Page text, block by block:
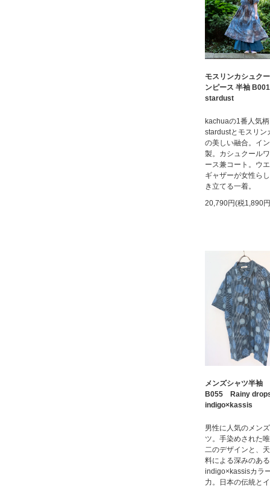
モスリンカシュク
ンピース 半袖 B001
stardust
kachuaの1番人気柄
stardustとモスリン
の美しい融合。イ
製。カシュクール
ース兼コート。ウ
ギャザーが女性ら
き立てる一着。
20,790円(税1,890
メンズシャツ半袖
B055 Rainy
indigo×kassis
男性に人気のメン
ツ。手染めされた
二のデザインと、
料による深みのある
indigo×kassisカラ
力。日本の伝統と